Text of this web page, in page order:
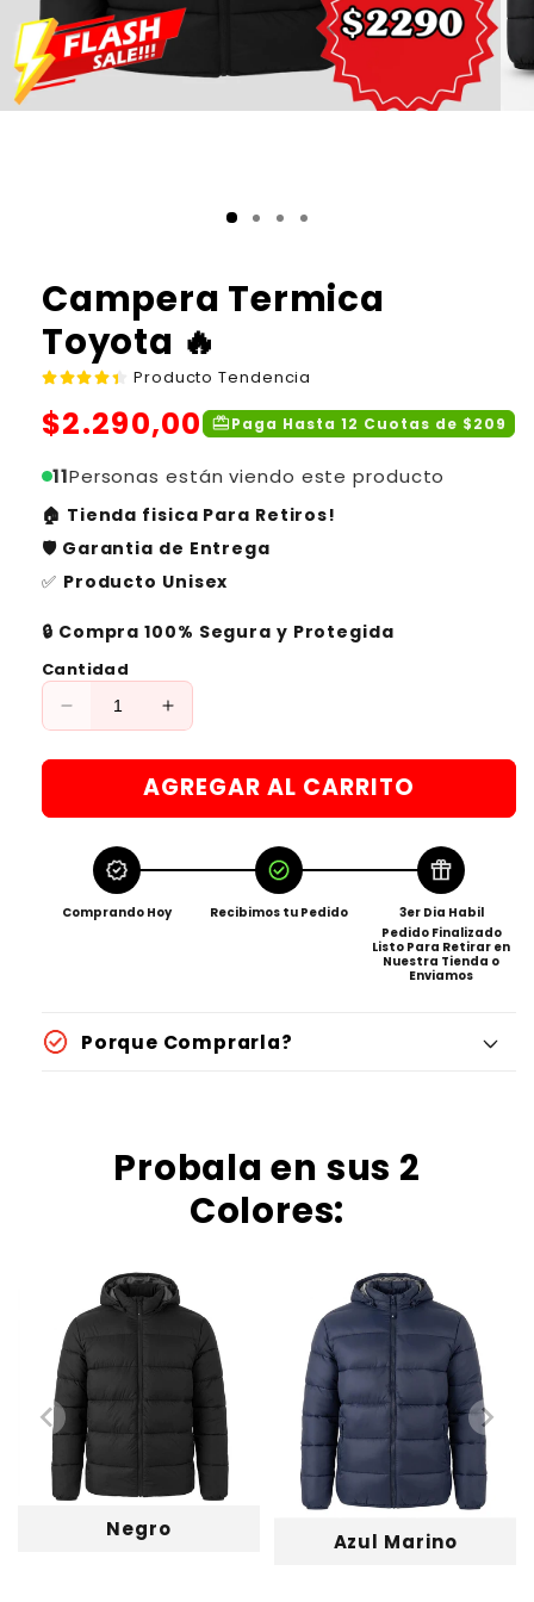
Campera Termica
Toyota 🔥
Producto Tendencia
Precio
$2.290,00 redeemPaga Hasta 12 Cuotas de $209
11Personas están viendo este producto
🏠 Tienda fisica Para Retiros!
🛡️ Garantia de Entrega
✅ Producto Unisex
🔒 Compra 100% Segura y Protegida
Cantidad
Reducir
para
Campera
Termica
Toyota
Aumentar
para
Campera
Termica
🔥
AGREGAR AL CARRITO
Comprando Hoy Recibimos tu Pedido
3er Dia Habil
Pedido Finalizado
Listo Para Retirar en
Nuestra Tienda o
Enviamos
Porque Comprarla?
Probala en sus 2
Colores:
Negro
Azul Marino